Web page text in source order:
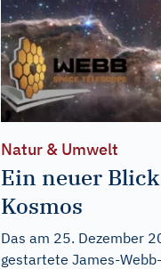
Natur & Umwelt
Ein neuer
Kosmos
Das am 25. Dezember
gestartete James-Webb-